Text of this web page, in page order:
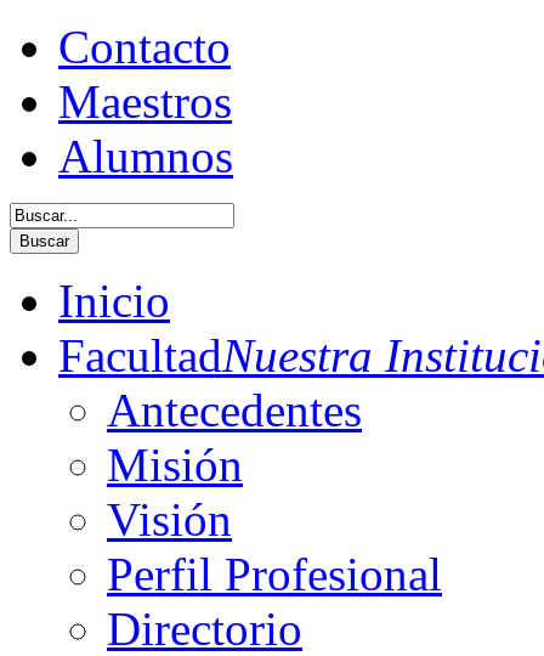
Contacto
Maestros
Alumnos
Buscar
Inicio
FacultadNuestra
Antecedentes
Misión
Visión
Perfil Profesional
Directorio